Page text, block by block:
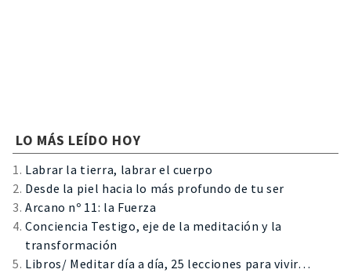
LO MÁS LEÍDO HOY
Labrar la tierra, labrar el cuerpo
Desde la piel hacia lo más profundo de tu ser
Arcano nº 11: la Fuerza
Conciencia Testigo, eje de la meditación y la
transformación
Libros/ Meditar día a día, 25 lecciones para vivir…